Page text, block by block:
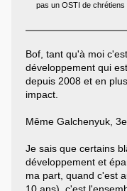
pas un OSTI de
Bof, tant qu'à moi
développement qui
depuis 2008 et en
impact.
Même Galchenyuk,
Je sais que certains
développement et
ma part, quand c'est
10 ans), c'est